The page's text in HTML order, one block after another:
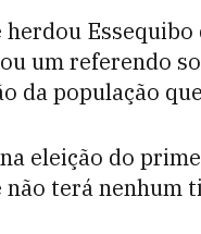
um referendo
da população
eleição do
terá nenhum